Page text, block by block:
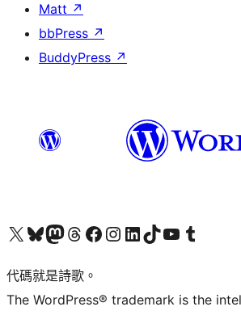
Matt ↗
bbPress ↗
BuddyPress ↗
Visit our X (formerly Twitter) account
Visit our Bluesky account
Visit our Mastodon account
Visit our Threads account
訪問我們的 Facebook 專頁Visit our Instagram account
Visit our LinkedIn account
Visit our TikTok account
Visit our YouTube channel
Visit our Tumblr
代碼就是詩歌。
The WordPress® trademark is the